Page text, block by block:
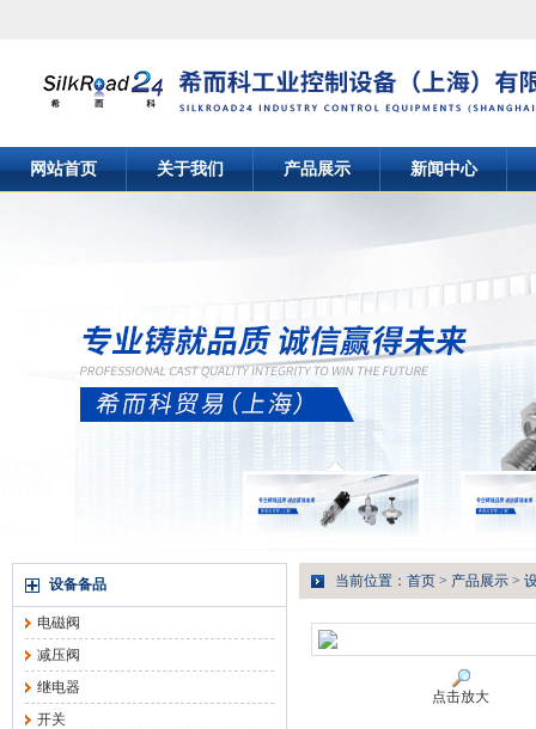
网站首页 关于我们 产品展示 新闻中心
设备备品
电磁阀
减压阀
继电器
开关
当前位置： 首页 > 产品展示 >
点击放大